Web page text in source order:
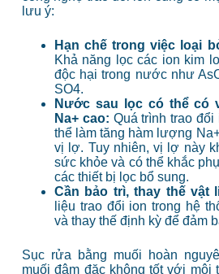
lưu ý:
Hạn chế trong việc loại
Khả năng lọc các ion kim
độc hại trong nước như
SO4.
Nước sau lọc có thể có
Na+ cao: Quá trình trao
thể làm tăng hàm lượng
vị lợ. Tuy nhiên, vị lợ này
sức khỏe và có thể khắc
các thiết bị lọc bổ sung.
Cần bảo trì, thay thế vật
liệu trao đổi ion trong hệ
và thay thế định kỳ để đảm
Sục rửa bằng muối hoàn
muối đậm đặc không tốt với môi